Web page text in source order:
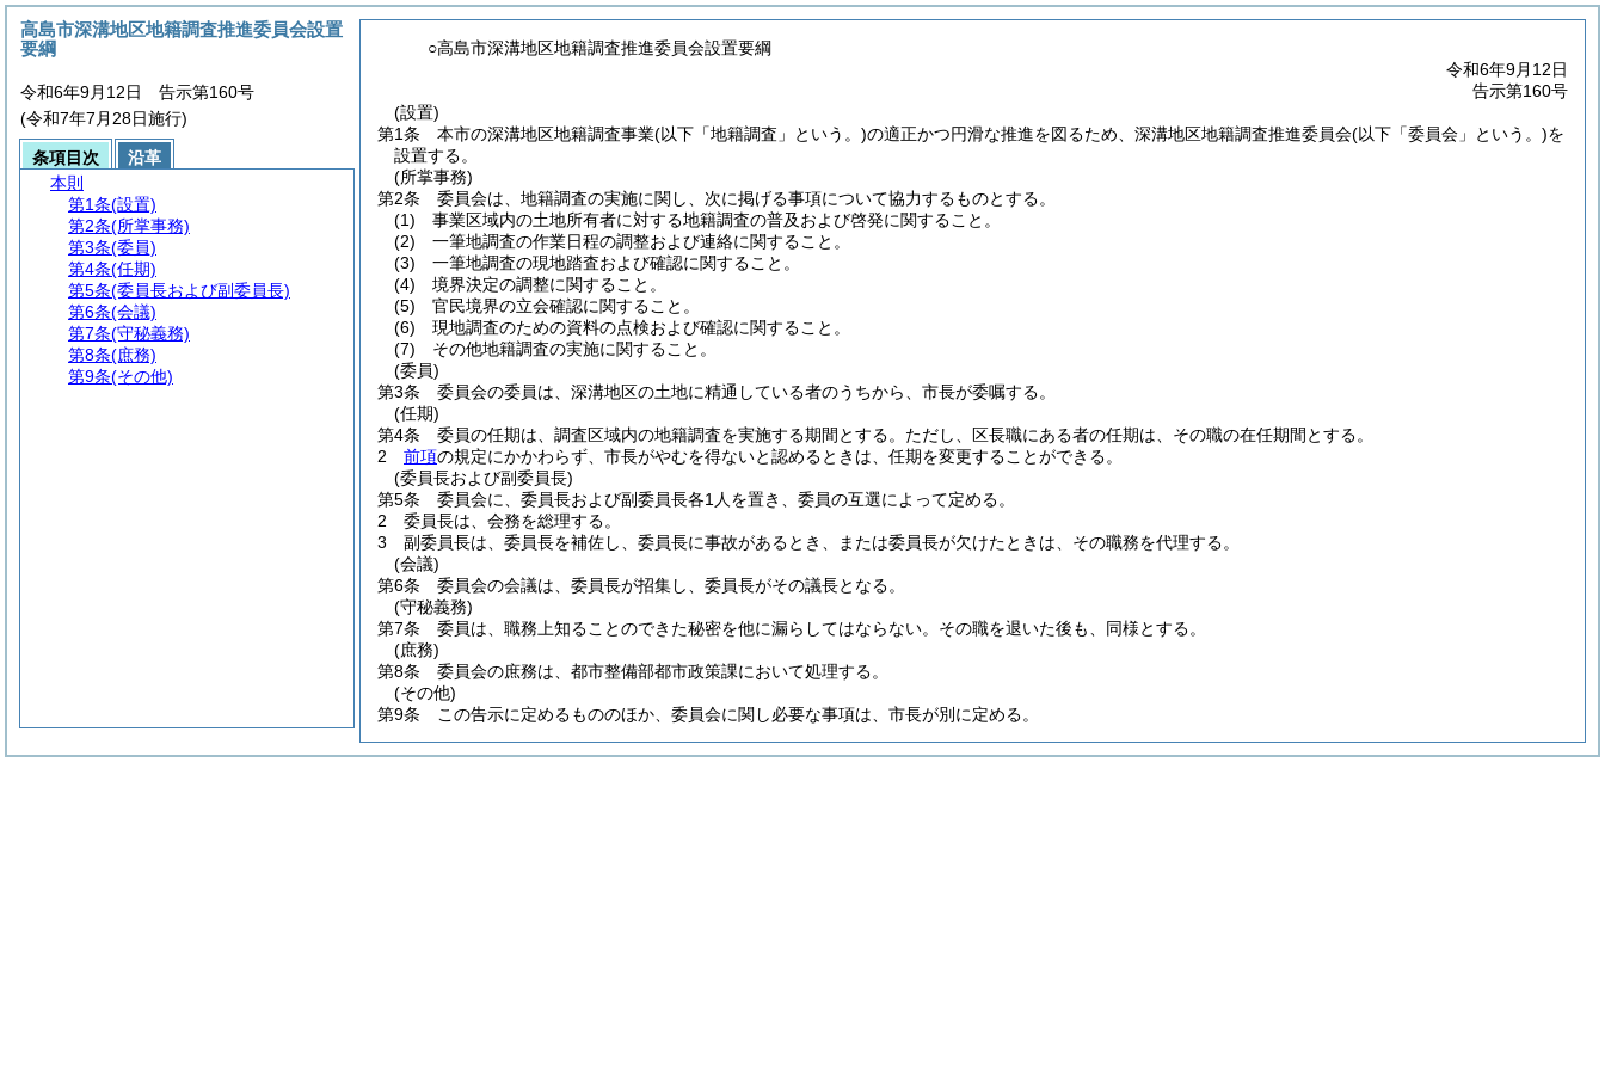
○高島市深溝地区地籍調査推進委員会設置要綱
令和6年9月12日
告示第160号
(設置)
第1条
本市の深溝地区地籍調査事業(以下「地籍調査」という。)の適正かつ円滑な推進を図るため、深溝地区地籍調査推進委員会(以下「委員会」という。)を
設置する。
(所掌事務)
第2条
委員会は、地籍調査の実施に関し、次に掲げる事項について協力するものとする。
(1)
事業区域内の土地所有者に対する地籍調査の普及および啓発に関すること。
(2)
一筆地調査の作業日程の調整および連絡に関すること。
(3)
一筆地調査の現地踏査および確認に関すること。
(4)
境界決定の調整に関すること。
(5)
官民境界の立会確認に関すること。
(6)
現地調査のための資料の点検および確認に関すること。
(7)
その他地籍調査の実施に関すること。
(委員)
第3条
委員会の委員は、深溝地区の土地に精通している者のうちから、市長が委嘱する。
(任期)
第4条
委員の任期は、調査区域内の地籍調査を実施する期間とする。 ただし、区長職にある者の任期は、その職の在任期間とする。
2
前項の規定にかかわらず、市長がやむを得ないと認めるときは、任期を変更することができる。
(委員長および副委員長)
第5条
委員会に、委員長および副委員長各1人を置き、委員の互選によって定める。
2
委員長は、会務を総理する。
3
副委員長は、委員長を補佐し、委員長に事故があるとき、または委員長が欠けたときは、その職務を代理する。
(会議)
第6条
委員会の会議は、委員長が招集し、委員長がその議長となる。
(守秘義務)
第7条
委員は、職務上知ることのできた秘密を他に漏らしてはならない。 その職を退いた後も、同様とする。
(庶務)
第8条
委員会の庶務は、都市整備部都市政策課において処理する。
(その他)
第9条
この告示に定めるもののほか、委員会に関し必要な事項は、市長が別に定める。
高島市深溝地区地籍調査推進委員会設置
要綱
令和6年9月12日 告示第160号
(令和7年7月28日施行)
条項目次
沿革
本則
第1条(設置)
第2条(所掌事務)
第3条(委員)
第4条(任期)
第5条(委員長および副委員長)
第6条(会議)
第7条(守秘義務)
第8条(庶務)
第9条(その他)